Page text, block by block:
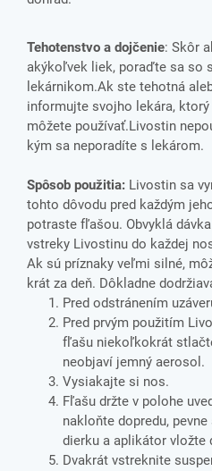
Tehotenstvo a dojčenie: Skôr
akýkoľvek liek, poraďte sa so
lekárnikom.Ak ste tehotná
informujte svojho lekára,
môžete používať.Livostin
kým sa neporadíte s lekárom.
Spôsob použitia: Livostin sa
tohto dôvodu pred každým
potraste fľašou. Obvyklá
vstreky Livostinu do každej
Ak sú príznaky veľmi silné,
krát za deň. Dôkladne
Pred odstránením
Pred prvým použitím
fľašu niekoľkokrát
neobjaví jemný aerosol.
Vysiakajte si nos.
Fľašu držte v polohe
nakloňte dopredu,
dierku a aplikátor vložte
Dvakrát vstreknite